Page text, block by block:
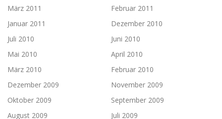
März 2011
Februar 2011
Januar 2011
Dezember 2010
Juli 2010
Juni 2010
Mai 2010
April 2010
März 2010
Februar 2010
Dezember 2009
November 2009
Oktober 2009
September 2009
August 2009
Juli 2009